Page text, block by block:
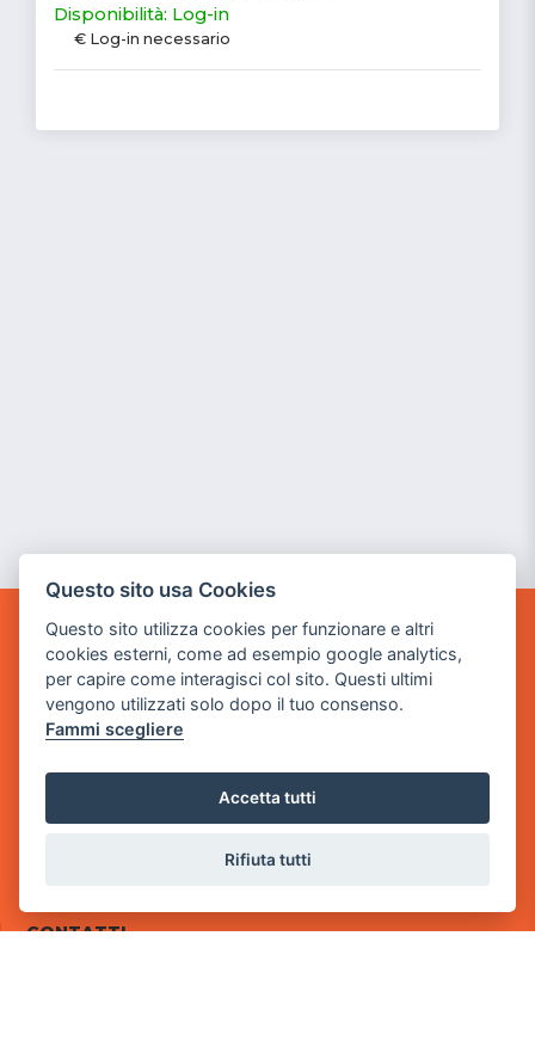
Disponibilità: Log-in
€ Log-in necessario
POWER GAME SRL
Sede Legale
via Villaggio dei Platani, 3
via Industriale, 2 - 25082 Botticino, BS
Partita iva 03308130982
CONTATTI
Questo sito usa Cookies
Questo sito utilizza cookies per funzionare e altri
cookies esterni, come ad esempio google analytics,
per capire come interagisci col sito. Questi ultimi
vengono utilizzati solo dopo il tuo consenso.
Fammi scegliere
Accetta tutti
Rifiuta tutti